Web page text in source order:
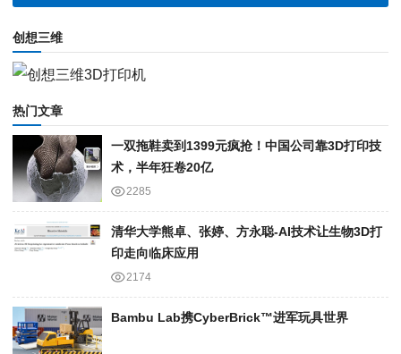
创想三维
热门文章
一双拖鞋卖到1399元疯抢！中国公司靠3D打印技
术，半年狂卷20亿
2285
清华大学熊卓、张婷、方永聪-AI技术让生物3D打
印走向临床应用
2174
Bambu Lab携Cyber​​Brick™进军玩具世界